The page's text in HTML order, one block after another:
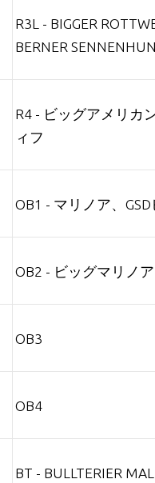
R3L - BIGGER
BERNER
R4 - ビッグアメリカ
ィフ
OB1 - マリノア、
OB2 - ビッグマリノ
OB3
OB4
BT - BULLTERIER